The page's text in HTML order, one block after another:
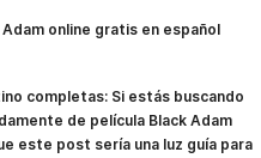
online gratis en español
completas: Si estás buscando
de película Black Adam
este post sería una luz guía para